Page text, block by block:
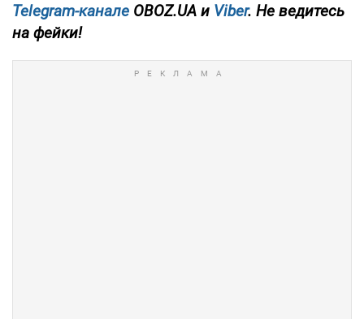
Telegram-канале OBOZ.UA и Viber. Не ведитесь
на фейки!